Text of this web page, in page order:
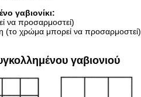
γαβιονίκι:
να προσαρμοστεί)
χρώμα μπορεί να προσαρμοστεί)
γαβιονιού